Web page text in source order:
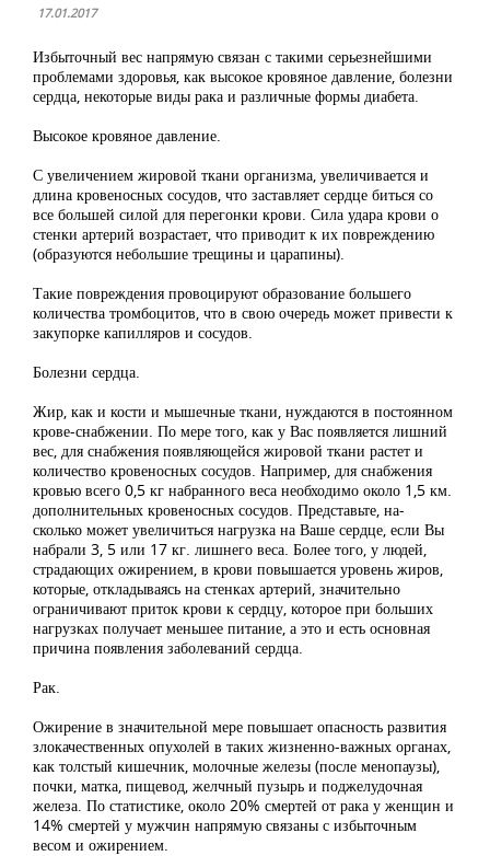
17.01.2017
Избыточный вес напрямую связан с такими серьезнейшими
проблемами здоровья, как высокое кровяное давление, болезни
сердца, некоторые виды рака и различные формы диабета.
Высокое кровяное давление.
С увеличением жировой ткани организма, увеличивается и
длина кровеносных сосудов, что заставляет сердце биться со
все большей силой для перегонки крови. Сила удара крови о
стенки артерий возрастает, что приводит к их повреждению
(образуются небольшие трещины и царапины).
Такие повреждения провоцируют образование большего
количества тромбоцитов, что в свою очередь может привести к
закупорке капилляров и сосудов.
Болезни сердца.
Жир, как и кости и мышечные ткани, нуждаются в постоянном
крове-снабжении. По мере того, как у Вас появляется лишний
вес, для снабжения появляющейся жировой ткани растет и
количество кровеносных сосудов. Например, для снабжения
кровью всего 0,5 кг набранного веса необходимо около 1,5 км.
дополнительных кровеносных сосудов. Представьте, на-
сколько может увеличиться нагрузка на Ваше сердце, если Вы
набрали 3, 5 или 17 кг. лишнего веса. Более того, у людей,
страдающих ожирением, в крови повышается уровень жиров,
которые, откладываясь на стенках артерий, значительно
ограничивают приток крови к сердцу, которое при больших
нагрузках получает меньшее питание, а это и есть основная
причина появления заболеваний сердца.
Рак.
Ожирение в значительной мере повышает опасность развития
злокачественных опухолей в таких жизненно-важных органах,
как толстый кишечник, молочные железы (после менопаузы),
почки, матка, пищевод, желчный пузырь и поджелудочная
железа. По статистике, около 20% смертей от рака у женщин и
14% смертей у мужчин напрямую связаны с избыточным
весом и ожирением.